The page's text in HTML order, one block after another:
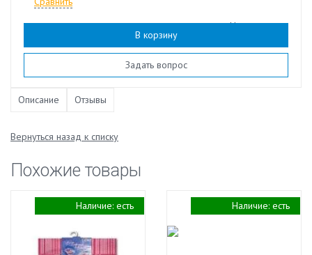
Наличие:есть
В корзину
Задать вопрос
Описание Отзывы
Вернуться назад к списку
Похожие товары
Наличие: есть Наличие: есть